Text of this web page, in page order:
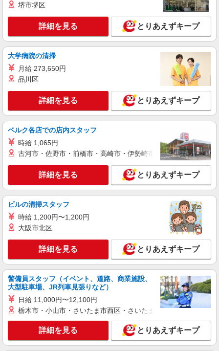
時給1450円〜2062円 ＜日払い有/週払い有/交
水前寺駅周辺 ≪車通勤OK≫
キープ 詳細を見る
派遣社員
株式会社kotrio /●KM-H-1906765
熊本市中央区≫タイパ重視で稼げる看護助手＊
無料資格支援で時給UP
時給1450円〜2062円 ＜日払い有/週払い有/交
通費全支給(ガソリン代含む)＞
水前寺駅周辺 ≪車通勤OK≫
キープ 詳細を見る
株式会社kotrio /●KM-H-1959208
熊本市中央区｜看護師さんのサポートスタッフ
募集♪医療行為なし
時給1450円〜2062円 ＜日払い有/週払い有/交
水前寺駅周辺 ≪車通勤OK≫
キープ 詳細を見る
派遣社員
株式会社kotrio /●KM-H-1944127
中央区／住宅型有料老人ホームの看護師＊履歴
書不要！面接なし♪
時給2000円〜2500円＜ガソリン代含め交通費
全額支給/日払い・週払いOK＞
水前寺駅周辺 ≪車通勤OK≫
堺市堺区
詳細を見る とりあえずキープ
大学病院の清掃
月給 273,650円
品川区
詳細を見る とりあえずキープ
ベルク各店での店内スタッフ
時給 1,065円
古河市・佐野市・前橋市・高崎市・伊勢崎市・太田市・館林市
詳細を見る とりあえずキープ
ビルの清掃スタッフ
時給 1,200円〜1,200円
大阪市北区
詳細を見る とりあえずキープ
警備員スタッフ（イベント、道路、商業施設、
大型駐車場、JR列車見張りなど）
日給 11,000円〜12,100円
栃木市・小山市・さいたま市西区・さいたま市岩槻区・久喜市・
詳細を見る とりあえずキープ